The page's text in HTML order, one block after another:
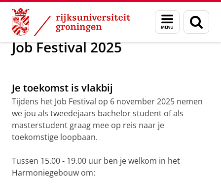
Skip
Content
Skip
Navigation
Menu
en
zoeken
Over ons Faculteit der Letteren Job Festival 2025
Job Festival 2025
Je toekomst is vlakbij
Tijdens het Job Festival op 6 november 2025 nemen
we jou als tweedejaars bachelor student of als
masterstudent graag mee op reis naar je
toekomstige loopbaan.
Tussen 15.00 - 19.00 uur ben je welkom in het
Harmoniegebouw om: